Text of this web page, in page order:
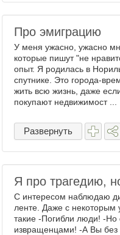
Про эмиграцию
У меня ужасно, ужасно
которые пишут "не
опыт. Я родилась в
спутнике. Это города-
жить всю жизнь, даже
покупают недвижимост ...
Развернуть
Я про трагедию,
С интересом наблюдаю
ленте. Даже с некоторым
такие -Погибли люди! -
извращенцами! -А Вы без